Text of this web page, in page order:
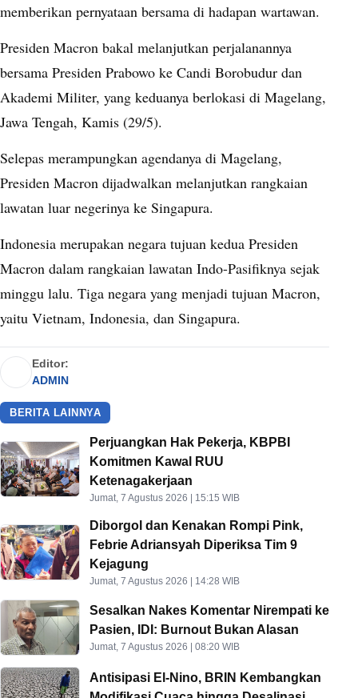
memberikan pernyataan bersama di hadapan wartawan.
Presiden Macron bakal melanjutkan perjalanannya
bersama Presiden Prabowo ke Candi Borobudur dan
Akademi Militer, yang keduanya berlokasi di Magelang,
Jawa Tengah, Kamis (29/5).
Selepas merampungkan agendanya di Magelang,
Presiden Macron dijadwalkan melanjutkan rangkaian
lawatan luar negerinya ke Singapura.
Indonesia merupakan negara tujuan kedua Presiden
Macron dalam rangkaian lawatan Indo-Pasifiknya sejak
minggu lalu. Tiga negara yang menjadi tujuan Macron,
yaitu Vietnam, Indonesia, dan Singapura.
Editor:
ADMIN
BERITA LAINNYA
Perjuangkan Hak Pekerja, KBPBI
Komitmen Kawal RUU
Ketenagakerjaan
Jumat, 7 Agustus 2026 | 15:15 WIB
Diborgol dan Kenakan Rompi Pink,
Febrie Adriansyah Diperiksa Tim 9
Kejagung
Jumat, 7 Agustus 2026 | 14:28 WIB
Sesalkan Nakes Komentar Nirempati ke
Pasien, IDI: Burnout Bukan Alasan
Jumat, 7 Agustus 2026 | 08:20 WIB
Antisipasi El-Nino, BRIN Kembangkan